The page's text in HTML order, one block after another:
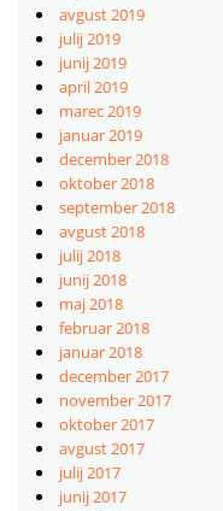
avgust 2019
julij 2019
junij 2019
april 2019
marec 2019
januar 2019
december 2018
oktober 2018
september 2018
avgust 2018
julij 2018
junij 2018
maj 2018
februar 2018
januar 2018
december 2017
november 2017
oktober 2017
avgust 2017
julij 2017
junij 2017